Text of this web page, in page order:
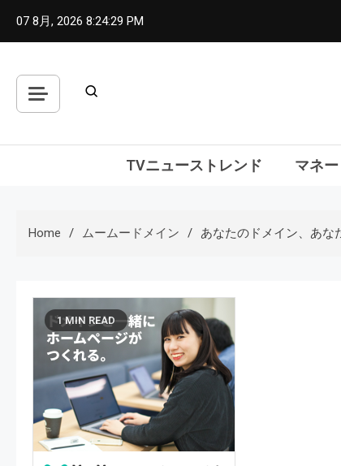
07 8月, 2026 8:24:30 PM
TVニューストレンド マネ
Home ムームードメイン あなたのドメイン、あな
1 MIN READ